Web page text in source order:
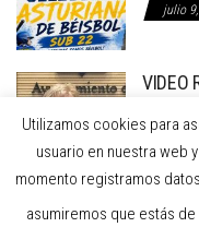
julio
VIDEO
RUEDA
Utilizamos cookies para
usuario en nuestra web
momento registramos
asumiremos que estás